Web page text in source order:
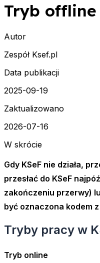
Tryb
Autor
Zespół Ksef.pl
Data publikacji
2025-09-19
Zaktualizowano
2026-07-16
W skrócie
Gdy KSeF nie działa,
przesłać do KSeF
zakończeniu przerwy)
być oznaczona kodem
Tryby pracy w
Tryb online